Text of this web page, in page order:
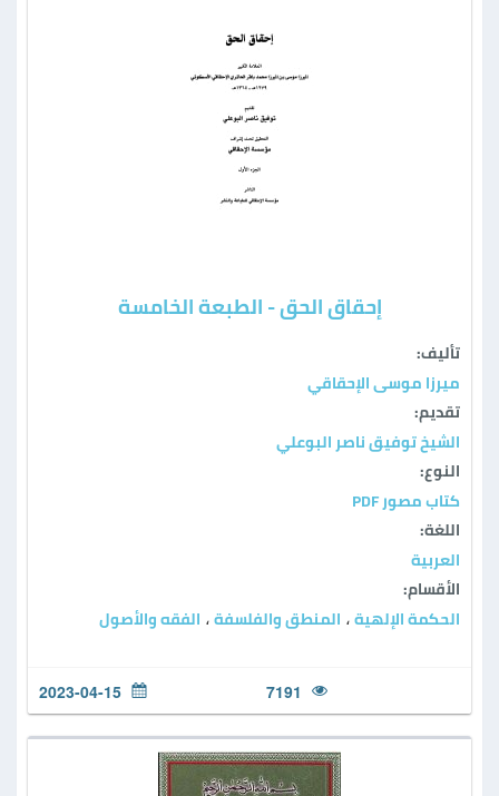
إحقاق الحق - الطبعة الخامسة
تأليف:
ميرزا موسى الإحقاقي
تقديم:
الشيخ توفيق ناصر البوعلي
النوع:
كتاب مصور PDF
اللغة:
العربية
الأقسام:
الحكمة الإلهية ، المنطق والفلسفة ، الفقه والأصول
7191
2023-04-15